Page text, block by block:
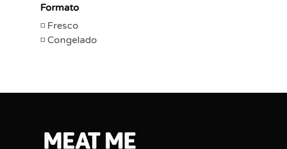
Formato
Fresco
Congelado